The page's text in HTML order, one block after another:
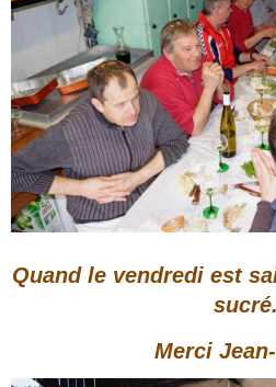
Quand le vendredi est
sucré.
Merci